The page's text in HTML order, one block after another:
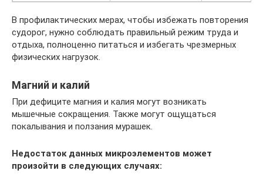
В профилактических мерах, чтобы избежать повторения
судорог, нужно соблюдать правильный режим труда и
отдыха, полноценно питаться и избегать чрезмерных
физических нагрузок.
Магний и калий
При дефиците магния и калия могут возникать
мышечные сокращения. Также могут ощущаться
покалывания и ползания мурашек.
Недостаток данных микроэлементов может
произойти в следующих случаях: